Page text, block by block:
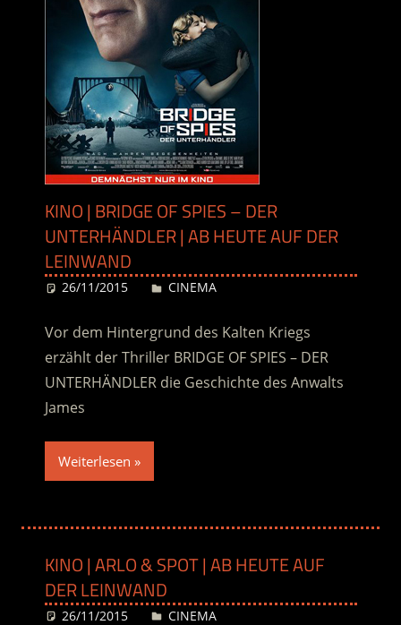
KINO | BRIDGE OF SPIES – DER
UNTERHÄNDLER | AB HEUTE AUF DER
LEINWAND
26/11/2015 Desiree
CINEMA
Vor dem Hintergrund des Kalten Kriegs
erzählt der Thriller BRIDGE OF SPIES – DER
UNTERHÄNDLER die Geschichte des Anwalts
James
Weiterlesen
KINO | ARLO & SPOT | AB HEUTE AUF
DER LEINWAND
26/11/2015 Desiree
CINEMA